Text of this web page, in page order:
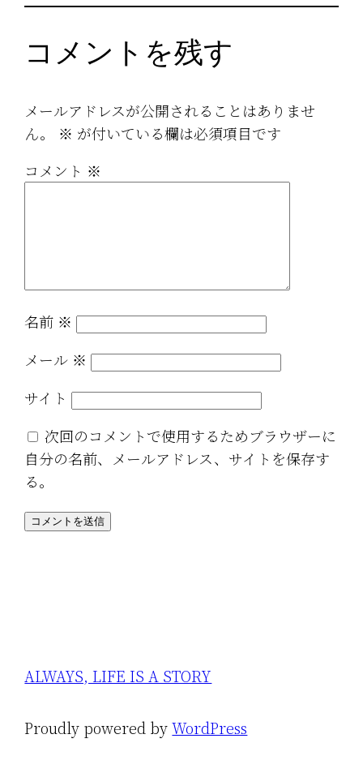
コメントを残す
メールアドレスが公開されることはありませ
ん。
※ が付いている欄は必須項目です
コメント ※
名前 ※
メール ※
サイト
次回のコメントで使用するためブラウザーに
自分の名前、メールアドレス、サイトを保存す
る。
ALWAYS, LIFE IS A STORY
Proudly powered byWordPress